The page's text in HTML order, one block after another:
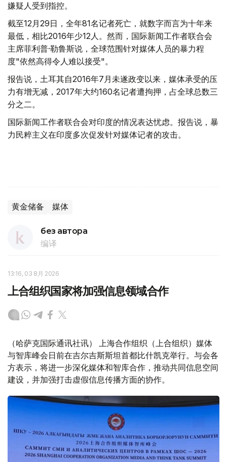
嫌疑人受到指控。
截至12月29日，全年81名记者死亡，就数字而言为十年来
最低，相比2016年少12人。然而，国际新闻工作者联合会
主席菲利普·勒鲁斯说，全球范围针对媒体人员的暴力程
度"依然高得令人难以接受"。
报告说，土耳其自2016年7月未遂政变以来，媒体承受的压
力有增无减，2017年大约160名记者遭拘押，占全球总数三
分之二。
国际新闻工作者联合会对印度的情况表达忧虑。报告说，暴
力民粹主义在印度多次促发针对媒体记者的攻击。
黄金储备 媒体
без автора
编译
13:16, 03 8月 2026
上合组织国家将加强信息领域合作
（哈萨克国际通讯社讯） 上海合作组织（上合组织）媒体
与智库峰会日前在吉尔吉斯斯坦首都比什凯克举行。与会各
方表示，将进一步深化媒体和智库合作，推动共同信息空间
建设，并加强打击虚假信息传播方面的协作。